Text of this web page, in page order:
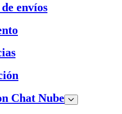
envíos
Chat Nube